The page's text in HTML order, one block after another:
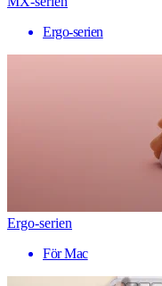
Ergo-serien
Ergo-serien
För Mac